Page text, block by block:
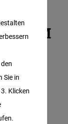
WM
Sie in
Klicken